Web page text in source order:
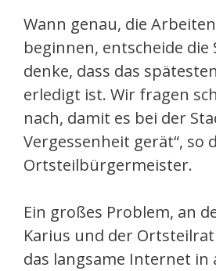
Wann genau, die
beginnen, entscheide die
denke, dass das
erledigt ist. Wir fragen
nach, damit es bei der
Vergessenheit gerät“, so
Ortsteilbürgermeister.
Ein großes Problem, an
Karius und der
das langsame Internet in